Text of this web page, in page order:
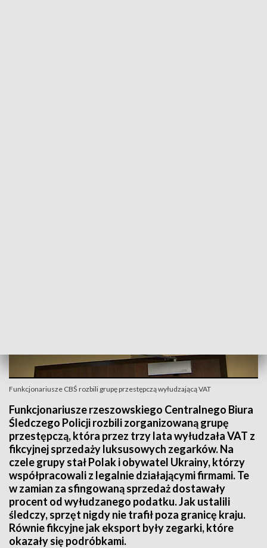
Funkcjonariusze CBŚ rozbili grupę przestępczą wyłudzającą VAT
Funkcjonariusze rzeszowskiego Centralnego Biura
Śledczego Policji rozbili zorganizowaną grupę
przestępczą, która przez trzy lata wyłudzała VAT z
fikcyjnej sprzedaży luksusowych zegarków. Na
czele grupy stał Polak i obywatel Ukrainy, którzy
współpracowali z legalnie działającymi firmami. Te
w zamian za sfingowaną sprzedaż dostawały
procent od wyłudzanego podatku. Jak ustalili
śledczy, sprzęt nigdy nie trafił poza granicę kraju.
Równie fikcyjne jak eksport były zegarki, które
okazały się podróbkami.